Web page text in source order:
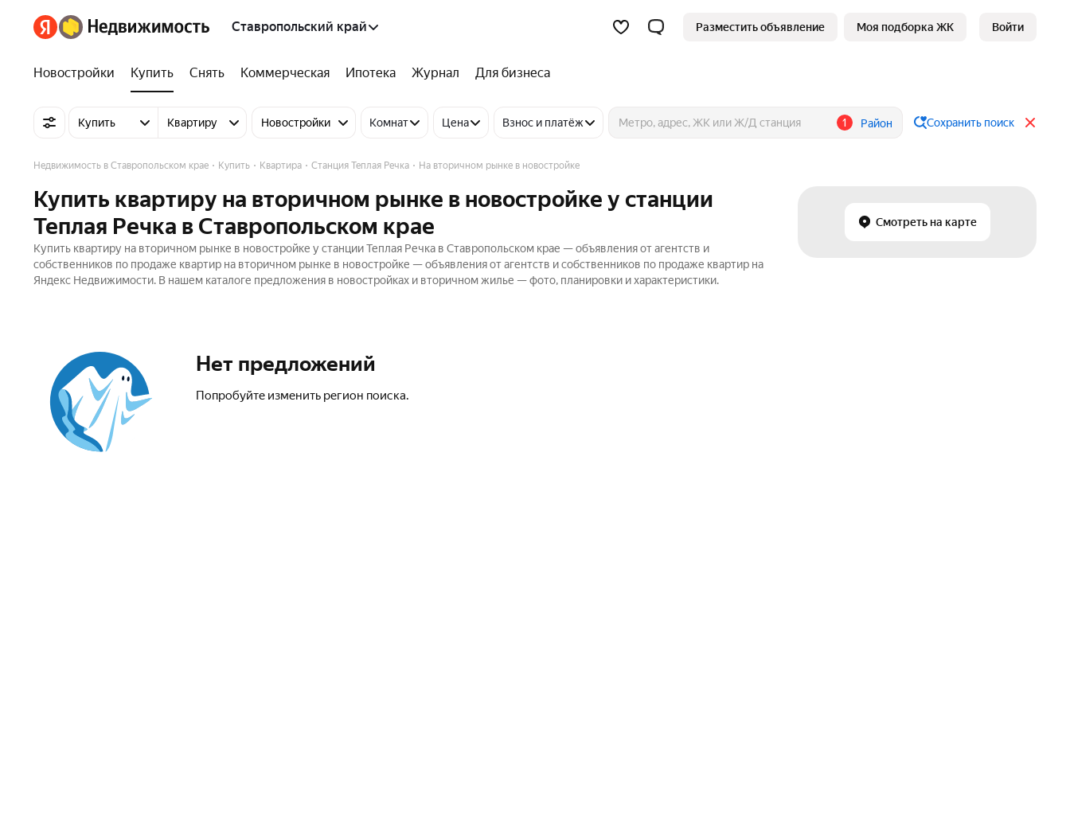
Ставропольский край Разместить объявление Моя подборка ЖК Войти
Новостройки Купить Снять Коммерческая Ипотека Журнал Для бизнеса
Купить Квартиру Новостройки Комнат Цена Взнос и платёж 1 Район Сохранить поиск
Смотреть на карте
Недвижимость в Ставропольском крае Купить Квартира Станция Теплая Речка На вторичном рынке в новостройке
Купить квартиру на вторичном рынке в новостройке у станции
Теплая Речка в Ставропольском крае
Купить квартиру на вторичном рынке в новостройке у станции Теплая Речка в Ставропольском крае — объявления от агентств и
собственников по продаже квартир на вторичном рынке в новостройке — объявления от агентств и собственников по продаже квартир на
Яндекс Недвижимости. В нашем каталоге предложения в новостройках и вторичном жилье — фото, планировки и характеристики.
Нет предложений
Попробуйте изменить регион поиска.